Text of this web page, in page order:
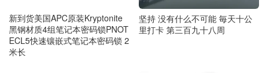
新到货美国APC原装Kryptonite
黑钢材质4组笔记本密码锁PNOT
ECL5快速镶嵌式笔记本密码锁 2
米长
坚持 没有什么不可能 毎天十公
里打卡 第三百九十八周